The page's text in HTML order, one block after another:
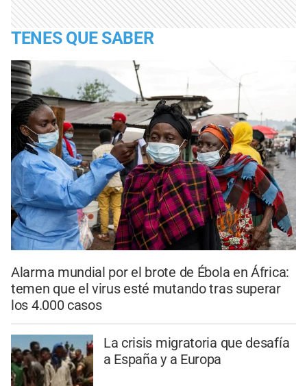
TENES QUE SABER
Alarma mundial por el brote de Ébola en África:
temen que el virus esté mutando tras superar
los 4.000 casos
La crisis migratoria que desafía
a España y a Europa